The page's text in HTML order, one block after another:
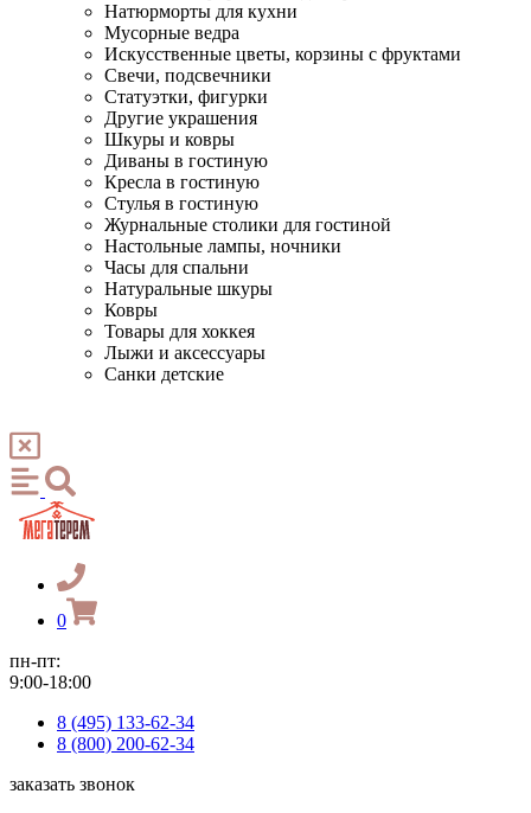
Натюрморты для кухни
Мусорные ведра
Искусственные цветы, корзины с фруктами
Свечи, подсвечники
Статуэтки, фигурки
Другие украшения
Шкуры и ковры
Диваны в гостиную
Кресла в гостиную
Стулья в гостиную
Журнальные столики для гостиной
Настольные лампы, ночники
Часы для спальни
Натуральные шкуры
Ковры
Товары для хоккея
Лыжи и аксессуары
Санки детские
0
пн-пт:
9:00-18:00
8 (495) 133-62-34
8 (800) 200-62-34
заказать звонок